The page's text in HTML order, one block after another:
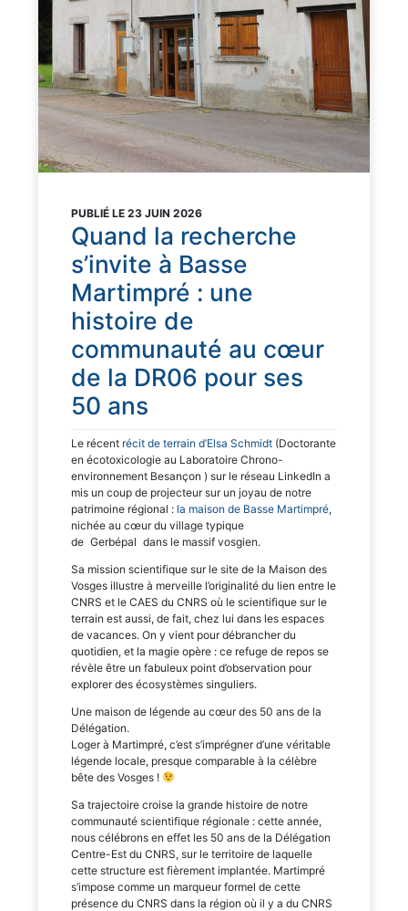
PUBLIÉ LE 23 JUIN 2026
Quand la recherche
s’invite à Basse
Martimpré : une
histoire de
communauté au cœur
de la DR06 pour ses
50 ans
Le récent récit de terrain d’Elsa Schmidt (Doctorante
en écotoxicologie au Laboratoire Chrono-
environnement Besançon ) sur le réseau LinkedIn a
mis un coup de projecteur sur un joyau de notre
patrimoine régional : la maison de Basse Martimpré,
nichée au cœur du village typique
de Gerbépal dans le massif vosgien.
Sa mission scientifique sur le site de la Maison des
Vosges illustre à merveille l’originalité du lien entre le
CNRS et le CAES du CNRS où le scientifique sur le
terrain est aussi, de fait, chez lui dans les espaces
de vacances. On y vient pour débrancher du
quotidien, et la magie opère : ce refuge de repos se
révèle être un fabuleux point d’observation pour
explorer des écosystèmes singuliers.
Une maison de légende au cœur des 50 ans de la
Délégation.
Loger à Martimpré, c’est s’imprégner d’une véritable
légende locale, presque comparable à la célèbre
bête des Vosges !
Sa trajectoire croise la grande histoire de notre
communauté scientifique régionale : cette année,
nous célébrons en effet les 50 ans de la Délégation
Centre-Est du CNRS, sur le territoire de laquelle
cette structure est fièrement implantée. Martimpré
s’impose comme un marqueur formel de cette
présence du CNRS dans la région où il y a du CNRS